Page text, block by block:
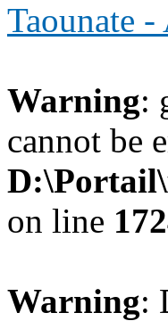
Taounate
Warning:
cannot be
on line
Warning: